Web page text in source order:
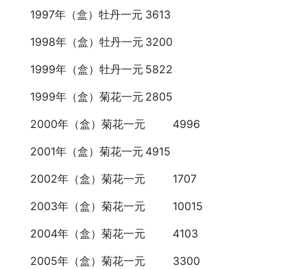
1997年（盒）牡丹一元 3613
1998年（盒）牡丹一元 3200
1999年（盒）牡丹一元 5822
1999年（盒）菊花一元 2805
2000年（盒）菊花一元
4996
2001年（盒）菊花一元 4915
2002年（盒）菊花一元
1707
2003年（盒）菊花一元
10015
2004年（盒）菊花一元
4103
2005年（盒）菊花一元
3300